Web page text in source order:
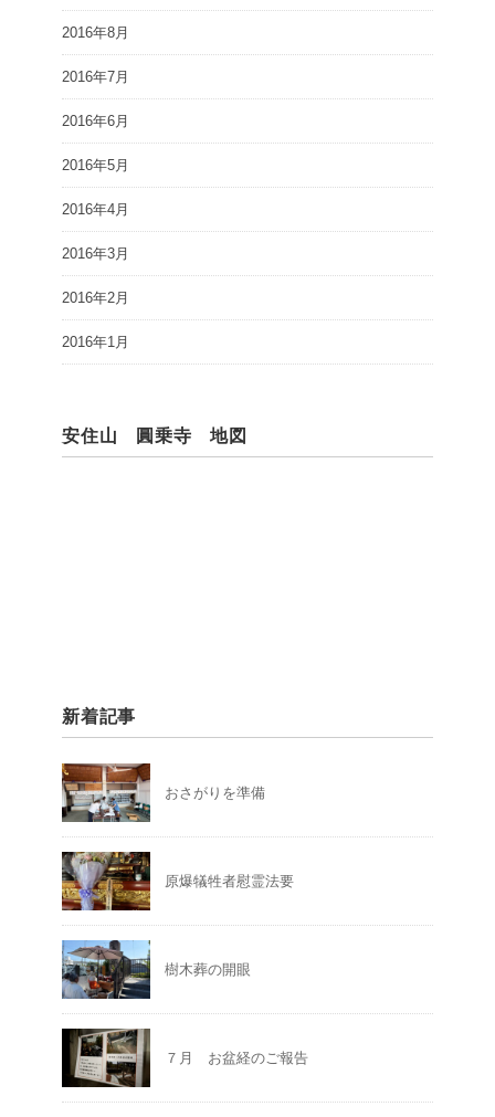
2016年8月
2016年7月
2016年6月
2016年5月
2016年4月
2016年3月
2016年2月
2016年1月
安住山 圓乗寺 地図
新着記事
おさがりを準備
原爆犠牲者慰霊法要
樹木葬の開眼
７月 お盆経のご報告